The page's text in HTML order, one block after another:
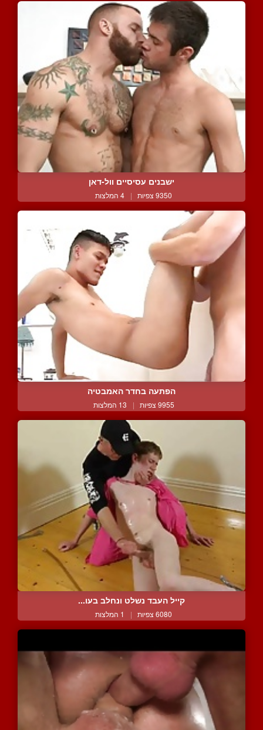
ישבנים עסיסיים וול-דאן
9350 צפיות | 4 המלצות
הפתעה בחדר האמבטיה
9955 צפיות | 13 המלצות
קייל העבד נשלט ונחלב בעו...
6080 צפיות | 1 המלצות